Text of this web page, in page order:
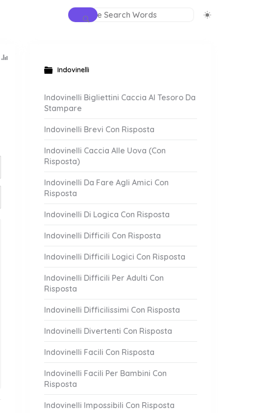
Indovinelli
Indovinelli Bigliettini Caccia Al Tesoro Da
Stampare
Indovinelli Brevi Con Risposta
Indovinelli Caccia Alle Uova (Con
Risposta)
Indovinelli Da Fare Agli Amici Con
Risposta
Indovinelli Di Logica Con Risposta
Indovinelli Difficili Con Risposta
Indovinelli Difficili Logici Con Risposta
Indovinelli Difficili Per Adulti Con
Risposta
Indovinelli Difficilissimi Con Risposta
Indovinelli Divertenti Con Risposta
Indovinelli Facili Con Risposta
Indovinelli Facili Per Bambini Con
Risposta
Indovinelli Impossibili Con Risposta